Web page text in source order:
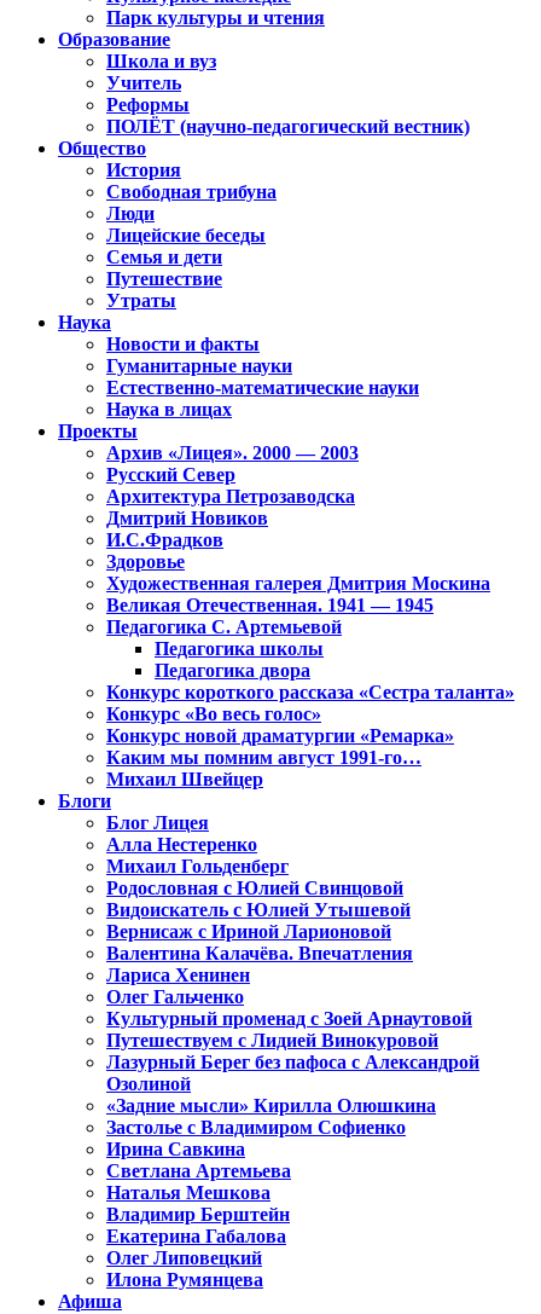
Парк культуры и чтения
Образование
Школа и вуз
Учитель
Реформы
ПОЛЁТ (научно-педагогический вестник)
Общество
История
Свободная трибуна
Люди
Лицейские беседы
Семья и дети
Путешествие
Утраты
Наука
Новости и факты
Гуманитарные науки
Естественно-математические науки
Наука в лицах
Проекты
Архив «Лицея». 2000 — 2003
Русский Север
Архитектура Петрозаводска
Дмитрий Новиков
И.С.Фрадков
Здоровье
Художественная галерея Дмитрия Москина
Великая Отечественная. 1941 — 1945
Педагогика С. Артемьевой
Педагогика школы
Педагогика двора
Конкурс короткого рассказа «Сестра таланта»
Конкурс «Во весь голос»
Конкурс новой драматургии «Ремарка»
Каким мы помним август 1991-го…
Михаил Швейцер
Блоги
Блог Лицея
Алла Нестеренко
Михаил Гольденберг
Родословная с Юлией Свинцовой
Видоискатель с Юлией Утышевой
Вернисаж с Ириной Ларионовой
Валентина Калачёва. Впечатления
Лариса Хенинен
Олег Гальченко
Культурный променад с Зоей Арнаутовой
Путешествуем с Лидией Винокуровой
Лазурный Берег без пафоса с Александрой
Озолиной
«Задние мысли» Кирилла Олюшкина
Застолье с Владимиром Софиенко
Ирина Савкина
Светлана Артемьева
Наталья Мешкова
Владимир Берштейн
Екатерина Габалова
Олег Липовецкий
Илона Румянцева
Афиша